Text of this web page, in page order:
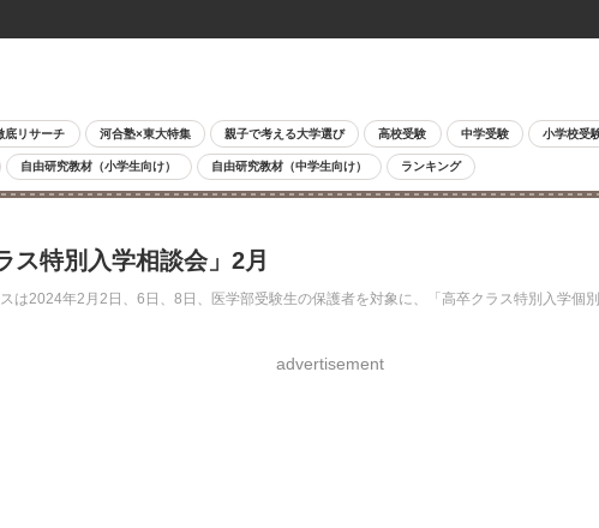
底リサーチ 河合塾×東大特集 親子で考える大学選び 高校受験 中学受験 小学校受
自由研究教材（小学生向け） 自由研究教材（中学生向け） ランキング
ス特別入学相談会」2月
2024年2月2日、6日、8日、医学部受験生の保護者を対象に、「高卒クラス特別入学個
advertisement